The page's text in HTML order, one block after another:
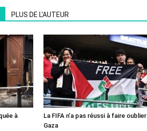
PLUS DE L'AUTEUR
à
La FIFA n’a pas réussi à faire oublier
Gaza